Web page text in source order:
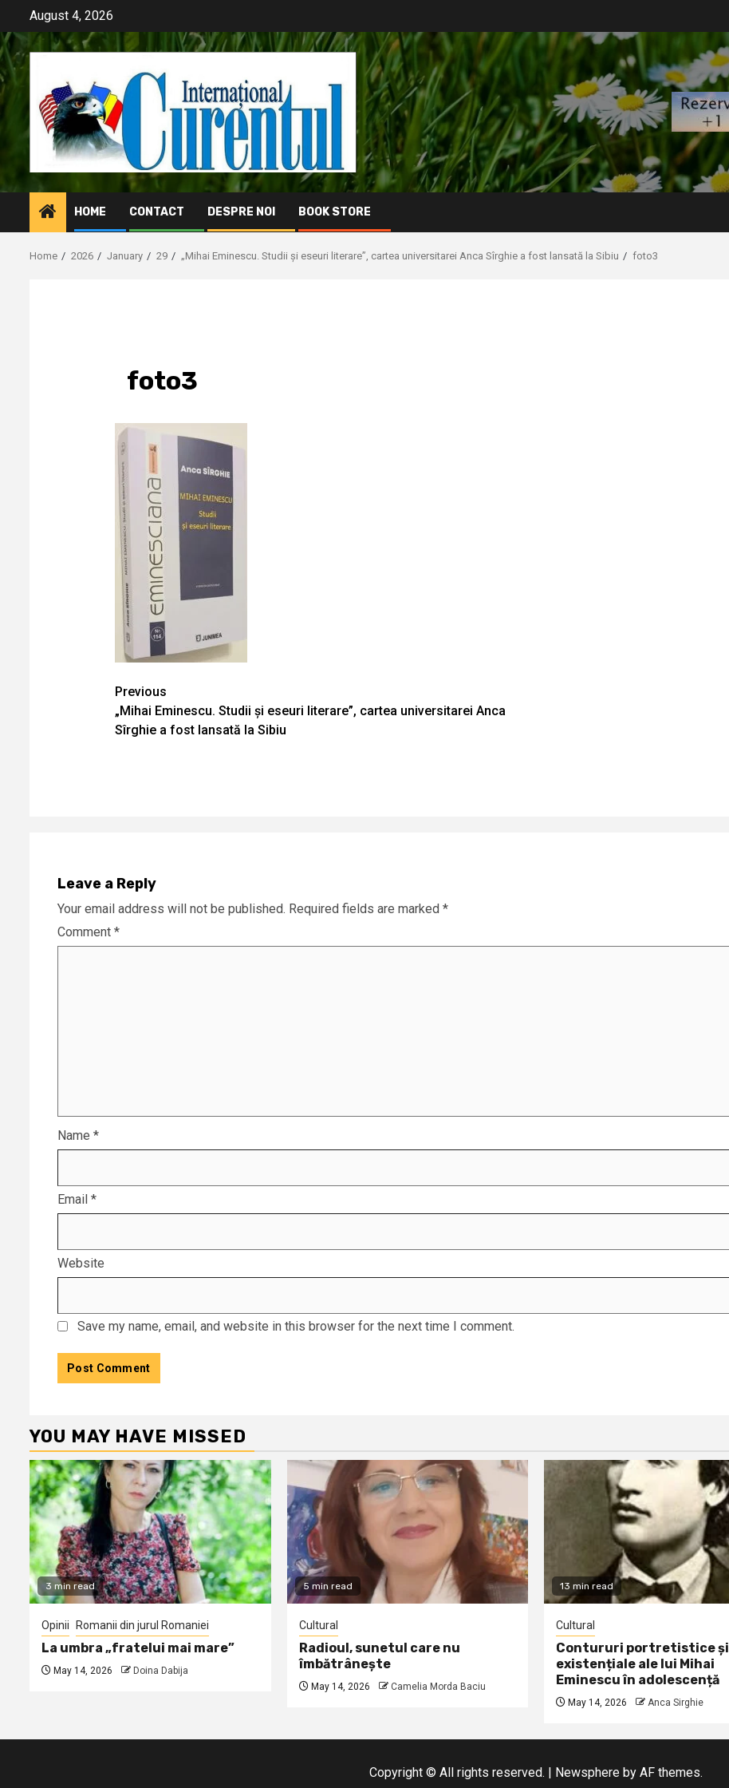
content
August 4, 2026
HOME CONTACT DESPRE NOI BOOK STORE
Home 2026 January 29 „Mihai Eminescu. Studii și eseuri literare”, cartea universitarei Anca Sîrghie a fost lansată la Sibiu foto3
foto3
Continue
Reading
Previous
„Mihai Eminescu. Studii și eseuri literare”, cartea universitarei Anca
Sîrghie a fost lansată la Sibiu
Leave a Reply
Your email address will not be published. Required fields are marked *
Comment *
Name *
Email *
Website
Save my name, email, and website in this browser for the next time I comment.
YOU MAY HAVE MISSED
3 min read
Opinii Romanii din jurul Romaniei
La umbra „fratelui mai mare”
May 14, 2026 Doina Dabija
5 min read
Cultural
Radioul, sunetul care nu
îmbătrânește
May 14, 2026 Camelia Morda Baciu
13 min read
Cultural
Contururi portretistice și
existențiale ale lui Mihai
Eminescu în adolescență
May 14, 2026 Anca Sirghie
Copyright © All rights reserved. | Newsphere by AF themes.